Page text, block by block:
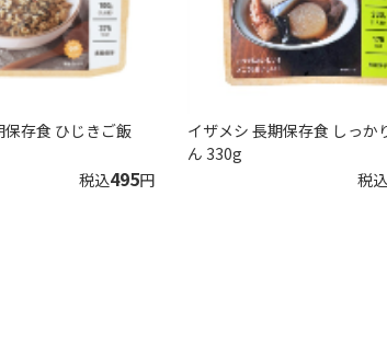
保存食 ひじきご飯
税込495円
イザメシ 長期保存食 しっか
ん 330g
税込